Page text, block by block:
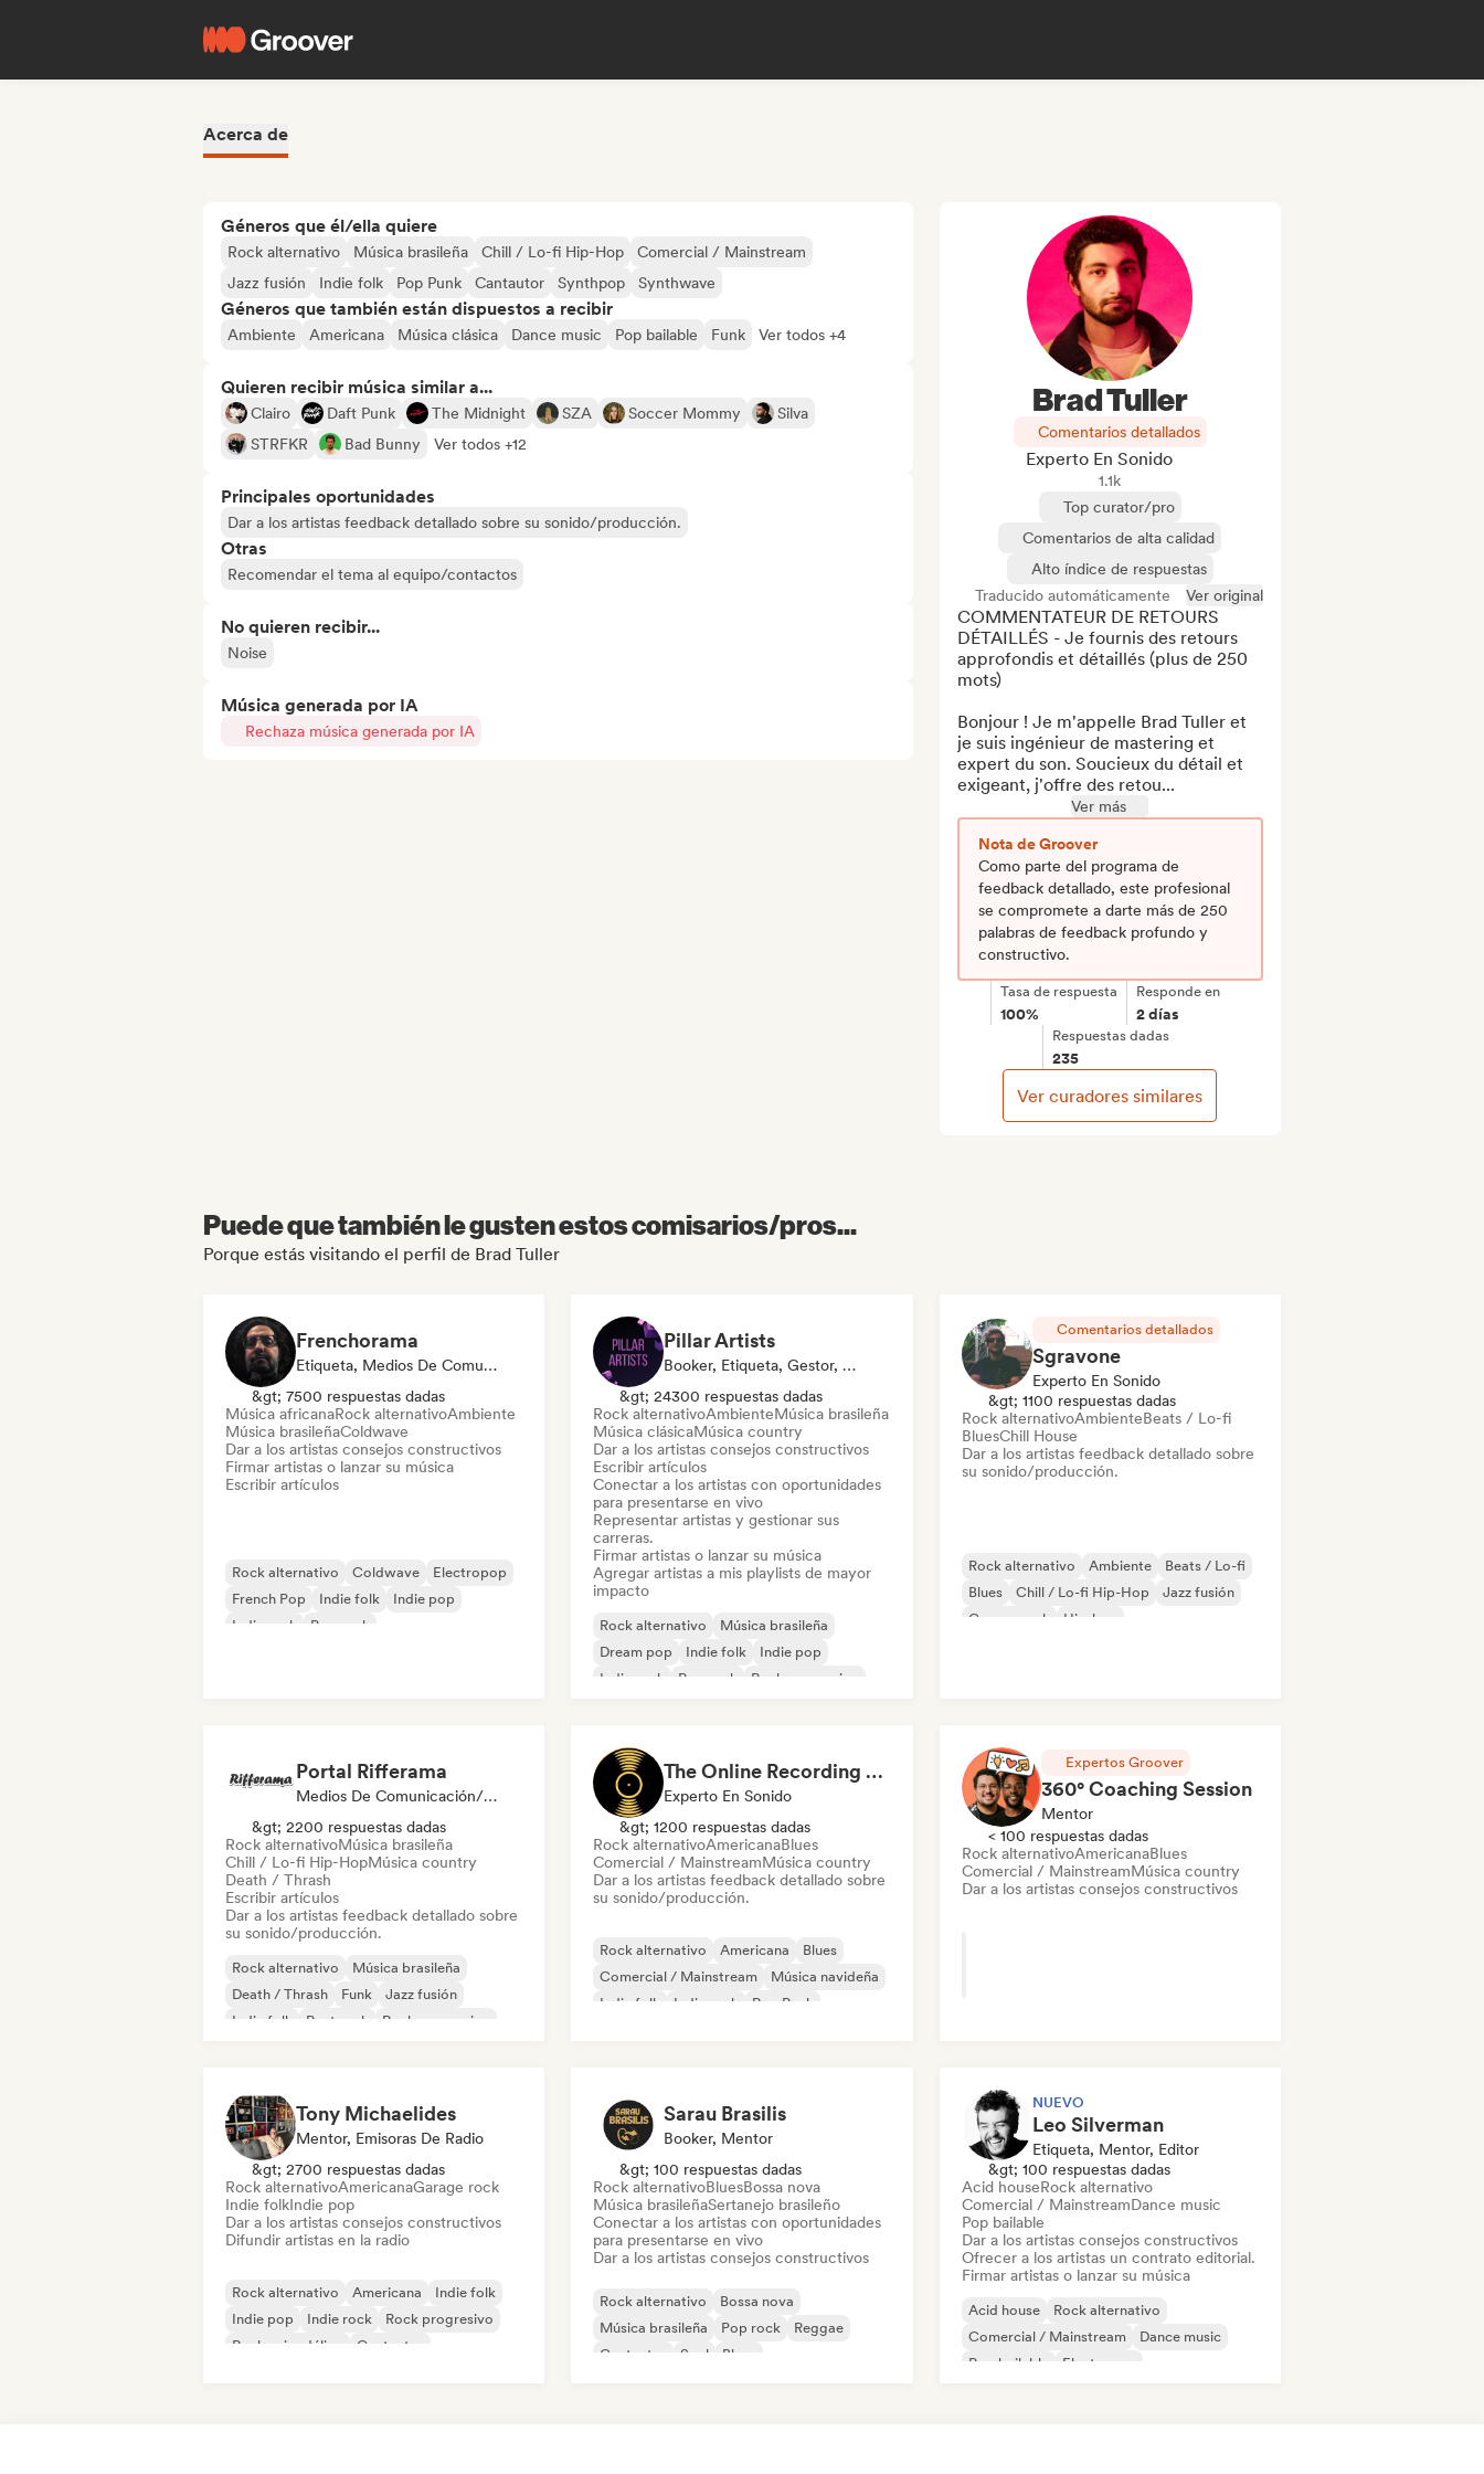
Acerca de
Géneros que él/ella quiere
Rock alternativo Música brasileña Chill / Lo-fi Hip-Hop
Comercial / Mainstream
Jazz fusión
Indie folk Pop Punk Cantautor Synthpop Synthwave
Géneros que también están dispuestos a recibir
Ambiente Americana Música clásica Dance music Pop bailable Funk Ver todos +4
Quieren recibir música similar a...
Clairo Daft Punk The Midnight SZA Soccer Mommy
Silva
STRFKR
Bad Bunny Ver todos +12
Principales oportunidades
Dar a los artistas feedback detallado sobre su sonido/producción.
Otras
Recomendar el tema al equipo/contactos
No quieren recibir...
Noise
Música generada por IA
Rechaza música generada por IA
Brad Tuller
Comentarios detallados
Experto En Sonido
1.1k
Top curator/pro
Comentarios de alta calidad
Alto índice de respuestas
Traducido automáticamente
Ver original
COMMENTATEUR DE RETOURS
DÉTAILLÉS - Je fournis des retours
approfondis et détaillés (plus de 250
mots)
Bonjour ! Je m'appelle Brad Tuller et
je suis ingénieur de mastering et
expert du son. Soucieux du détail et
exigeant, j'offre des retou...
Ver más
Nota de Groover
Como parte del programa de
feedback detallado, este profesional
se compromete a darte más de 250
palabras de feedback profundo y
constructivo.
Tasa de respuesta
100%
Responde en
2 días
Respuestas dadas
235
Ver curadores similares
Puede que también le gusten estos comisarios/pros...
Porque estás visitando el perfil de Brad Tuller
Frenchorama
Etiqueta, Medios De Comunicación/Periodista, Mentor
&gt; 7500 respuestas dadas
Música africanaRock alternativoAmbiente
Música brasileñaColdwave
Dar a los artistas consejos constructivos
Firmar artistas o lanzar su música
Escribir artículos
Rock alternativo Coldwave
Electropop
French Pop
Indie folk
Indie pop
Indie rock
Pop rock
Pillar Artists
Booker, Etiqueta, Gestor, Medios De Comunicación/Periodista, Mentor, Playlist Curator
&gt; 24300 respuestas dadas
Rock alternativoAmbienteMúsica brasileña
Música clásicaMúsica country
Dar a los artistas consejos constructivos
Escribir artículos
Conectar a los artistas con oportunidades
para presentarse en vivo
Representar artistas y gestionar sus
carreras.
Firmar artistas o lanzar su música
Agregar artistas a mis playlists de mayor
impacto
Rock alternativo
Música brasileña
Dream pop
Indie folk
Indie pop
Indie rock
Pop rock Rock progresivo
Comentarios detallados
Sgravone
Experto En Sonido
&gt; 1100 respuestas dadas
Rock alternativoAmbienteBeats / Lo-fi
BluesChill House
Dar a los artistas feedback detallado sobre
su sonido/producción.
Rock alternativo Ambiente
Beats / Lo-fi
Blues
Chill / Lo-fi Hip-Hop
Jazz fusión
Garage rock
Hip-hop
Portal Rifferama
Medios De Comunicación/Periodista, Experto En Sonido
&gt; 2200 respuestas dadas
Rock alternativoMúsica brasileña
Chill / Lo-fi Hip-HopMúsica country
Death / Thrash
Escribir artículos
Dar a los artistas feedback detallado sobre
su sonido/producción.
Rock alternativo
Música brasileña
Death / Thrash
Funk
Jazz fusión
Indie folk
Post rock Rock progresivo
The Online Recording Studio
Experto En Sonido
&gt; 1200 respuestas dadas
Rock alternativoAmericanaBlues
Comercial / MainstreamMúsica country
Dar a los artistas feedback detallado sobre
su sonido/producción.
Rock alternativo Americana
Blues
Comercial / Mainstream
Música navideña
Indie folk
Indie rock Pop Punk
Expertos Groover
360° Coaching Session
Mentor
< 100 respuestas dadas
Rock alternativoAmericanaBlues
Comercial / MainstreamMúsica country
Dar a los artistas consejos constructivos
Tony Michaelides
Mentor, Emisoras De Radio
&gt; 2700 respuestas dadas
Rock alternativoAmericanaGarage rock
Indie folkIndie pop
Dar a los artistas consejos constructivos
Difundir artistas en la radio
Rock alternativo Americana
Indie folk
Indie pop
Indie rock
Rock progresivo
Rock psicodélico
Cantautor
Sarau Brasilis
Booker, Mentor
&gt; 100 respuestas dadas
Rock alternativoBluesBossa nova
Música brasileñaSertanejo brasileño
Conectar a los artistas con oportunidades
para presentarse en vivo
Dar a los artistas consejos constructivos
Rock alternativo
Bossa nova
Música brasileña
Pop rock
Reggae
Cantautor
Soul Blues
NUEVO
Leo Silverman
Etiqueta, Mentor, Editor
&gt; 100 respuestas dadas
Acid houseRock alternativo
Comercial / MainstreamDance music
Pop bailable
Dar a los artistas consejos constructivos
Ofrecer a los artistas un contrato editorial.
Firmar artistas o lanzar su música
Acid house
Rock alternativo
Comercial / Mainstream
Dance music
Pop bailable
Electropop